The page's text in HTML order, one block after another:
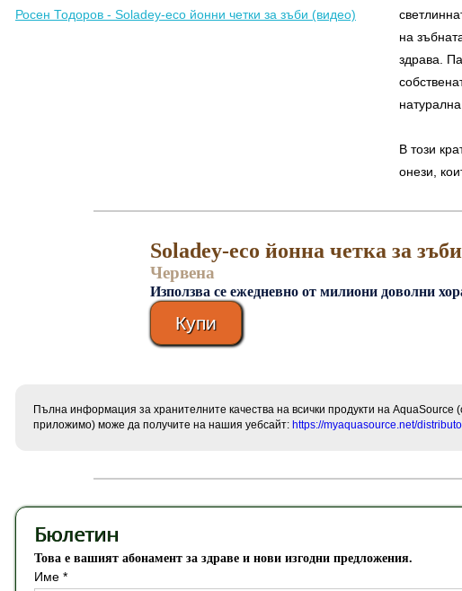
Росен Тодоров - Soladey-eco йонни четки за зъби (видео)
на
здрава.
В този
онези,
Soladey-eco йонна четка за зъби
Червена
Използва се ежедневно от милиони доволни
Купи
Пълна информация за хранителните качества на всички продукти на AquaSource
приложимо) може да получите на нашия уебсайт: https://myaquasource.net/
Бюлетин
Това е вашият абонамент за здраве и нови изгодни предложения.
Име *